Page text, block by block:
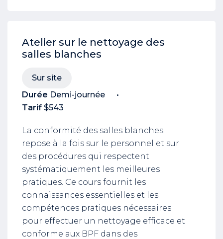
Atelier sur le nettoyage des
salles blanches
Sur site
Durée Demi-journée
Tarif $543
La conformité des salles blanches
repose à la fois sur le personnel et sur
des procédures qui respectent
systématiquement les meilleures
pratiques. Ce cours fournit les
connaissances essentielles et les
compétences pratiques nécessaires
pour effectuer un nettoyage efficace et
conforme aux BPF dans des